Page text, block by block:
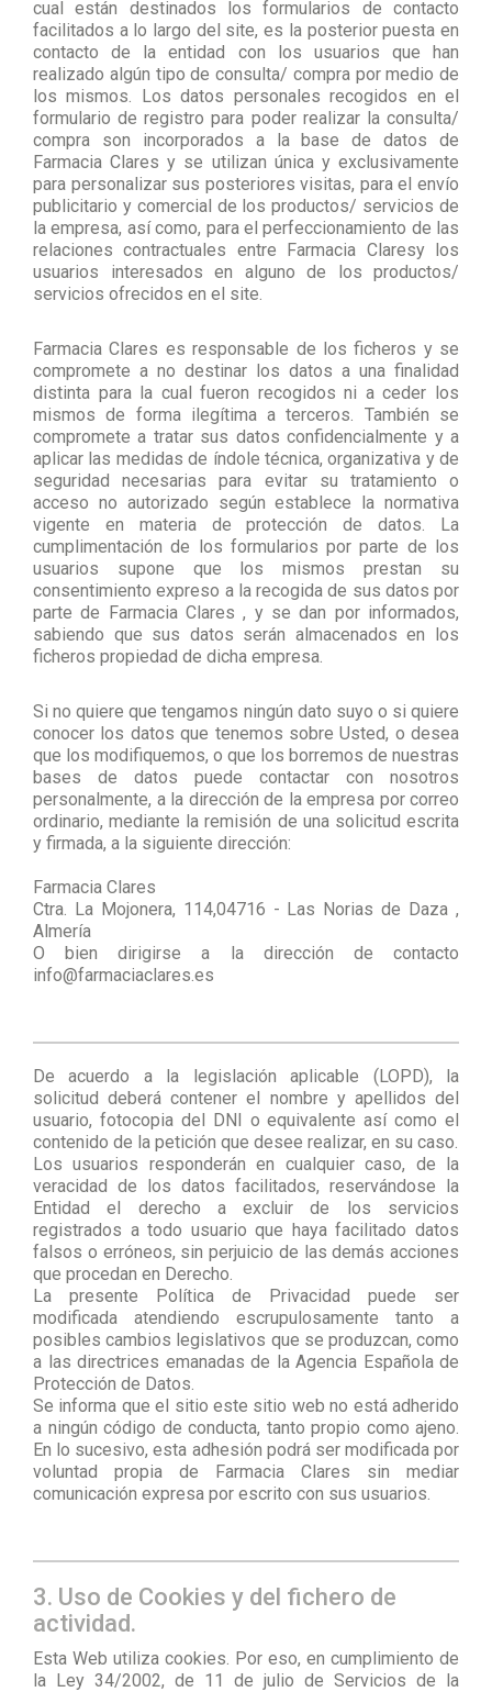
cual están destinados los formularios de contacto
facilitados a lo largo del site, es la posterior puesta en
contacto de la entidad con los usuarios que han
realizado algún tipo de consulta/ compra por medio de
los mismos. Los datos personales recogidos en el
formulario de registro para poder realizar la consulta/
compra son incorporados a la base de datos de
Farmacia Clares y se utilizan única y exclusivamente
para personalizar sus posteriores visitas, para el envío
publicitario y comercial de los productos/ servicios de
la empresa, así como, para el perfeccionamiento de las
relaciones contractuales entre Farmacia Claresy los
usuarios interesados en alguno de los productos/
servicios ofrecidos en el site.
Farmacia Clares es responsable de los ficheros y se
compromete a no destinar los datos a una finalidad
distinta para la cual fueron recogidos ni a ceder los
mismos de forma ilegítima a terceros. También se
compromete a tratar sus datos confidencialmente y a
aplicar las medidas de índole técnica, organizativa y de
seguridad necesarias para evitar su tratamiento o
acceso no autorizado según establece la normativa
vigente en materia de protección de datos. La
cumplimentación de los formularios por parte de los
usuarios supone que los mismos prestan su
consentimiento expreso a la recogida de sus datos por
parte de Farmacia Clares , y se dan por informados,
sabiendo que sus datos serán almacenados en los
ficheros propiedad de dicha empresa.
Si no quiere que tengamos ningún dato suyo o si quiere
conocer los datos que tenemos sobre Usted, o desea
que los modifiquemos, o que los borremos de nuestras
bases de datos puede contactar con nosotros
personalmente, a la dirección de la empresa por correo
ordinario, mediante la remisión de una solicitud escrita
y firmada, a la siguiente dirección:
Farmacia Clares
Ctra. La Mojonera, 114,04716 - Las Norias de Daza ,
Almería
O bien dirigirse a la dirección de contacto
info@farmaciaclares.es
De acuerdo a la legislación aplicable (LOPD), la
solicitud deberá contener el nombre y apellidos del
usuario, fotocopia del DNI o equivalente así como el
contenido de la petición que desee realizar, en su caso.
Los usuarios responderán en cualquier caso, de la
veracidad de los datos facilitados, reservándose la
Entidad el derecho a excluir de los servicios
registrados a todo usuario que haya facilitado datos
falsos o erróneos, sin perjuicio de las demás acciones
que procedan en Derecho.
La presente Política de Privacidad puede ser
modificada atendiendo escrupulosamente tanto a
posibles cambios legislativos que se produzcan, como
a las directrices emanadas de la Agencia Española de
Protección de Datos.
Se informa que el sitio este sitio web no está adherido
a ningún código de conducta, tanto propio como ajeno.
En lo sucesivo, esta adhesión podrá ser modificada por
voluntad propia de Farmacia Clares sin mediar
comunicación expresa por escrito con sus usuarios.
3. Uso de Cookies y del fichero de
actividad.
Esta Web utiliza cookies. Por eso, en cumplimiento de
la Ley 34/2002, de 11 de julio de Servicios de la